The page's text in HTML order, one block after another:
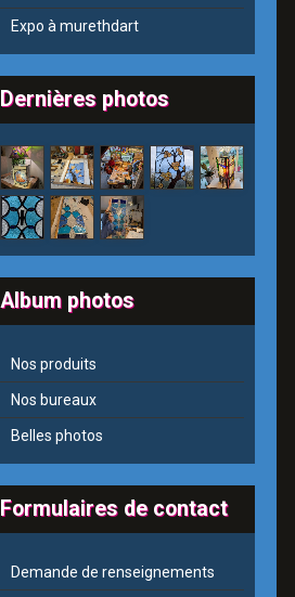
Expo à murethdart
Dernières photos
Album photos
Nos produits
Nos bureaux
Belles photos
Formulaires de contact
Demande de renseignements